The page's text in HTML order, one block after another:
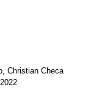
Christian Checa